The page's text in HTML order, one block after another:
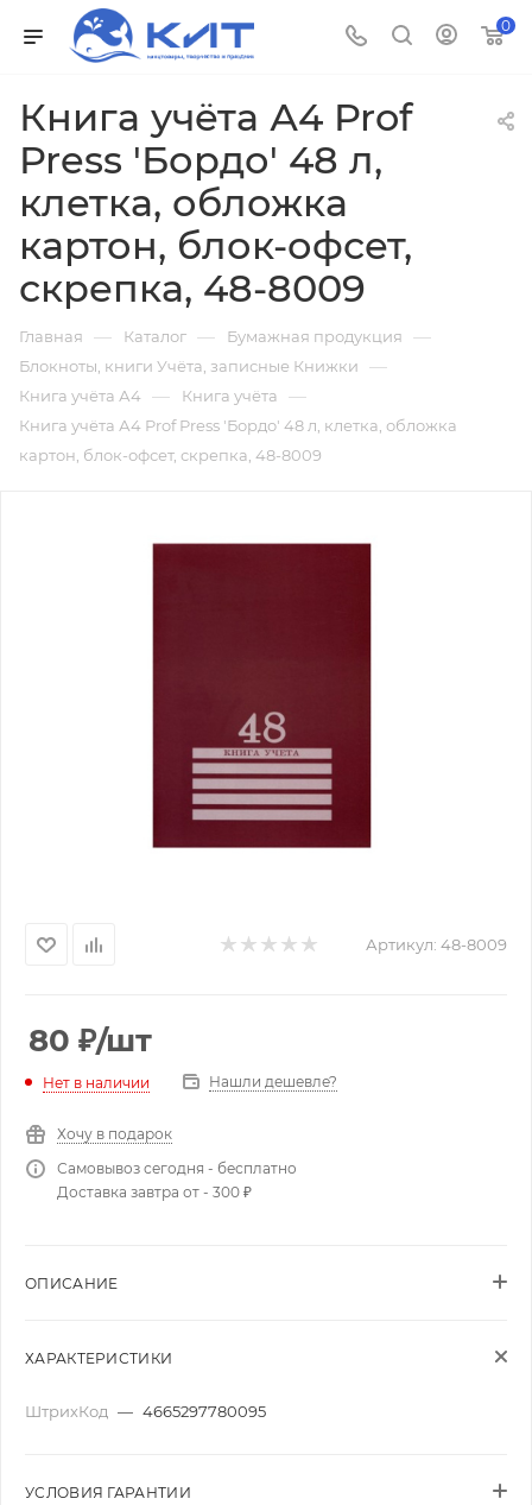
0
Книга учёта А4 Prof
Press 'Бордо' 48 л,
клетка, обложка
картон, блок-офсет,
скрепка, 48-8009
Главная — Каталог — Бумажная продукция —
Блокноты, книги Учёта, записные Книжки —
Книга учёта А4 — Книга учёта —
Книга учёта А4 Prof Press 'Бордо' 48 л, клетка, обложка
картон, блок-офсет, скрепка, 48-8009
Артикул: 48-8009
80 ₽/шт
Нет в наличии Нашли дешевле?
Хочу в подарок
Самовывоз сегодня - бесплатно
Доставка завтра от - 300 ₽
ОПИСАНИЕ
ХАРАКТЕРИСТИКИ
ШтрихКод — 4665297780095
УСЛОВИЯ ГАРАНТИИ